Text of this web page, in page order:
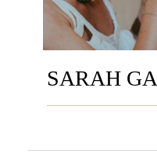
SARAH